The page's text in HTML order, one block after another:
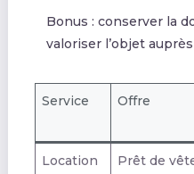
Bonus : conserver la
valoriser l’objet
Service Offre
Location
Prêt de